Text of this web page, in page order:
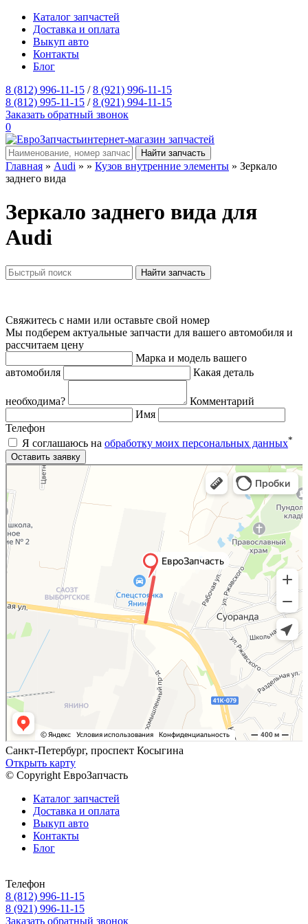
Каталог запчастей
Доставка и оплата
Выкуп авто
Контакты
Блог
8 (812) 996-11-15 /8 (921) 996-11-15
8 (812) 995-11-15 /8 (921) 994-11-15
Заказать обратный звонок
0
интернет-магазин запчастей
Главная » Audi » » Кузов внутренние элементы » Зеркало
заднего вида
Зеркало заднего вида для
Audi
Свяжитесь с нами или оставьте свой номер
Мы подберем актуальные запчасти для вашего автомобиля и
рассчитаем цену
Марка и модель вашего
автомобиля
Какая деталь
необходима?
Комментарий
Имя
Телефон
Я соглашаюсь на обработку моих персональных данных*
Яндекс.Карты
Яндекс.Карты — поиск мест и адресов, городской транспорт
Санкт-Петербург, проспект Косыгина
Открыть карту
© Copyright ЕвроЗапчасть
Каталог запчастей
Доставка и оплата
Выкуп авто
Контакты
Блог
Телефон
8 (812) 996-11-15
8 (921) 996-11-15
Заказать обратный звонок